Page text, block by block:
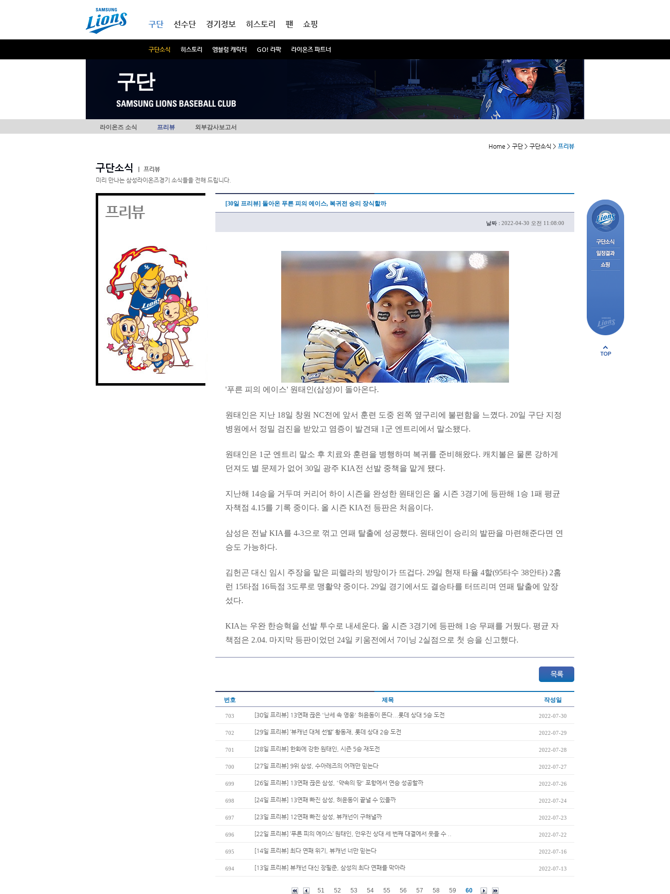
구단
구단소식 히스토리 엠블럼 캐릭터 GO! 라팍 라이온즈 파트너
선수단 경기정보 히스토리 팬 쇼핑
구단
라이온즈 소식 프리뷰 외부감사보고서
Home > 구단 > 구단소식 > 프리뷰
구단소식
프리뷰
미리 만나는 삼성라이온즈경기 소식들을 전해 드립니다.
프리뷰 [30일 프리뷰] 돌아온 푸른 피의 에이스, 복귀전 승리 장식할까
날짜 : 2022-04-30 오전 11:08:00
'푸른 피의 에이스' 원태인(삼성)이 돌아온다.
원태인은 지난 18일 창원 NC전에 앞서 훈련 도중 왼쪽 옆구리에 불편함을 느꼈다. 20일 구단 지정
병원에서 정밀 검진을 받았고 염증이 발견돼 1군 엔트리에서 말소됐다.
원태인은 1군 엔트리 말소 후 치료와 훈련을 병행하며 복귀를 준비해왔다. 캐치볼은 물론 강하게
던져도 별 문제가 없어 30일 광주 KIA전 선발 중책을 맡게 됐다.
지난해 14승을 거두며 커리어 하이 시즌을 완성한 원태인은 올 시즌 3경기에 등판해 1승 1패 평균
자책점 4.15를 기록 중이다. 올 시즌 KIA전 등판은 처음이다.
삼성은 전날 KIA를 4-3으로 꺾고 연패 탈출에 성공했다. 원태인이 승리의 발판을 마련해준다면 연
승도 가능하다.
김헌곤 대신 임시 주장을 맡은 피렐라의 방망이가 뜨겁다. 29일 현재 타율 4할(95타수 38안타) 2홈
런 15타점 16득점 3도루로 맹활약 중이다. 29일 경기에서도 결승타를 터뜨리며 연패 탈출에 앞장
섰다.
KIA는 우완 한승혁을 선발 투수로 내세운다. 올 시즌 3경기에 등판해 1승 무패를 거뒀다. 평균 자
책점은 2.04. 마지막 등판이었던 24일 키움전에서 7이닝 2실점으로 첫 승을 신고했다.
번호 제목 작성일
703 [30일 프리뷰] 13연패 끊은 '난세 속 영웅' 허윤동이 뜬다...롯데 상대 5승 도전 2022-07-30
702 [29일 프리뷰] ‘뷰캐넌 대체 선발’ 황동재, 롯데 상대 2승 도전 2022-07-29
701 [28일 프리뷰] 한화에 강한 원태인, 시즌 5승 재도전 2022-07-28
700 [27일 프리뷰] 9위 삼성, 수아레즈의 어깨만 믿는다 2022-07-27
699 [26일 프리뷰] 13연패 끊은 삼성, '약속의 땅' 포항에서 연승 성공할까 2022-07-26
698 [24일 프리뷰] 13연패 빠진 삼성, 허윤동이 끝낼 수 있을까 2022-07-24
697 [23일 프리뷰] 12연패 빠진 삼성, 뷰캐넌이 구해낼까 2022-07-23
696 [22일 프리뷰] ‘푸른 피의 에이스’ 원태인, 안우진 상대 세 번째 대결에서 웃을 수 .. 2022-07-22
695 [14일 프리뷰] 최다 연패 위기, 뷰캐넌 너만 믿는다 2022-07-16
694 [13일 프리뷰] 뷰캐넌 대신 장필준, 삼성의 최다 연패를 막아라 2022-07-13
51 52 53 54 55 56 57 58 59 60